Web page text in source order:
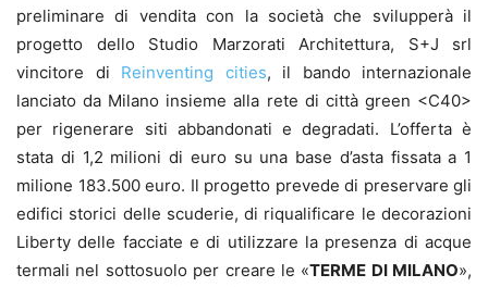
preliminare di vendita con la società che svilupperà il
progetto dello Studio Marzorati Architettura, S+J srl
vincitore di Reinventing cities, il bando internazionale
lanciato da Milano insieme alla rete di città green <C40>
per rigenerare siti abbandonati e degradati. L’offerta è
stata di 1,2 milioni di euro su una base d’asta fissata a 1
milione 183.500 euro. Il progetto prevede di preservare gli
edifici storici delle scuderie, di riqualificare le decorazioni
Liberty delle facciate e di utilizzare la presenza di acque
termali nel sottosuolo per creare le «TERME DI MILANO»,